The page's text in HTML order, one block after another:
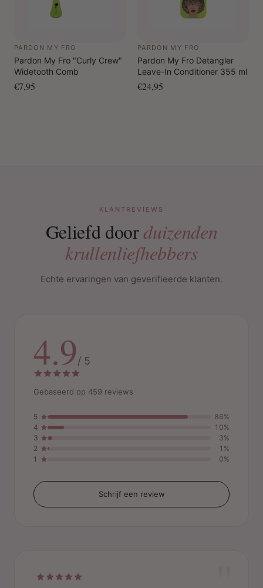
PARDON MY FRO
Pardon My Fro "Curly Crew"
Widetooth Comb
€7,95
PARDON MY FRO
Pardon My Fro Detangler
Leave-In Conditioner 355 ml
€24,95
KLANTREVIEWS
Geliefd doorduizenden
krullenliefhebbers
Echte ervaringen van geverifieerde klanten.
4.9/ 5
Gebaseerd op 459 reviews
5
86%
4
10%
3
3%
2
1%
1
0%
Schrijf een review